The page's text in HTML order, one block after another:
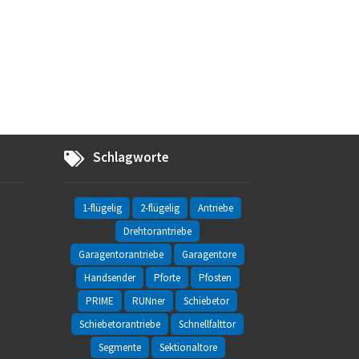
Schlagworte
1-flügelig 2-flügelig
Antriebe
Drehtorantriebe
Garagentorantriebe
Garagentore
Handsender
Pforte
Pfosten
PRIME
RUNner
Schiebetor
Schiebetorantriebe
Schnellfalttor
Segmente
Sektionaltore